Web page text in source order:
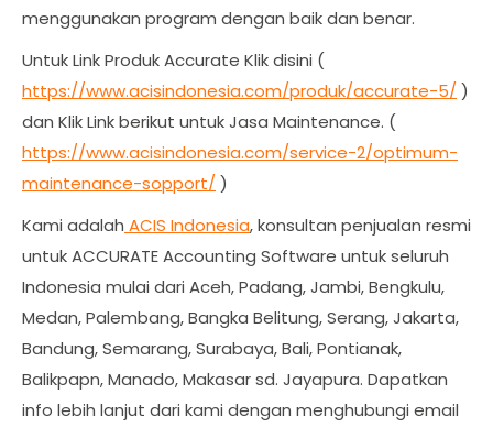
menggunakan program dengan baik dan benar.
Untuk Link Produk Accurate Klik disini (
https://www.acisindonesia.com/produk/accurate-5/ )
dan Klik Link berikut untuk Jasa Maintenance. (
https://www.acisindonesia.com/service-2/optimum-
maintenance-sopport/ )
Kami adalah ACIS Indonesia, konsultan penjualan resmi
untuk ACCURATE Accounting Software untuk seluruh
Indonesia mulai dari Aceh, Padang, Jambi, Bengkulu,
Medan, Palembang, Bangka Belitung, Serang, Jakarta,
Bandung, Semarang, Surabaya, Bali, Pontianak,
Balikpapn, Manado, Makasar sd. Jayapura. Dapatkan
info lebih lanjut dari kami dengan menghubungi email